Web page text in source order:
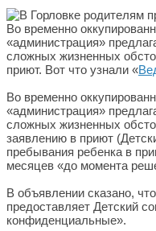
Во временно
«администрация»
сложных жизненных
приют. Вот что узнали «
Во временно
«администрация»
сложных жизненных
заявлению в приют
пребывания ребенка в
месяцев «до момента
В объявлении сказано,
предоставляет Детский
конфиденциальные».